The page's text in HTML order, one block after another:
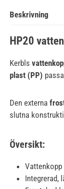
Beskrivning
HP20
Kerbls
plast (PP)
Den externa
slutna
Översikt:
Integrerad,